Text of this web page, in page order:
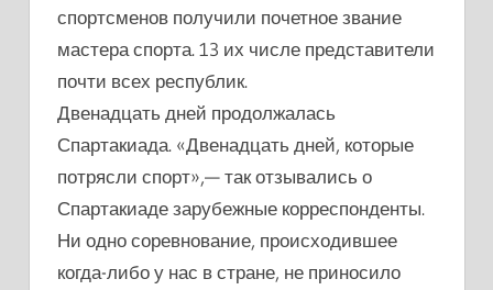
спортсменов получили почетное звание
мастера спорта. 13 их числе представители
почти всех республик.
Двенадцать дней продолжалась
Спартакиада. «Двенадцать дней, которые
потрясли спорт»,— так отзывались о
Спартакиаде зарубежные корреспонденты.
Ни одно соревнование, происходившее
когда-либо у нас в стране, не приносило